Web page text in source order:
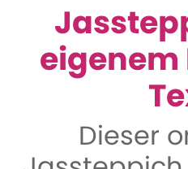
eigenem
Dieser